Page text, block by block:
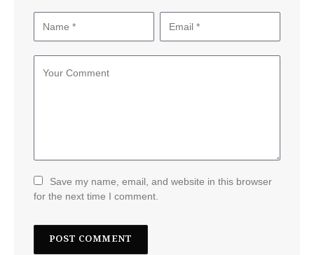
Save my name, email, and website in this browser
for the next time I comment.